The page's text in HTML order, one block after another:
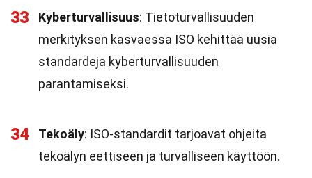
33 Kyberturvallisuus: Tietoturvallisuuden
merkityksen kasvaessa ISO kehittää uusia
standardeja kyberturvallisuuden
parantamiseksi.
34 Tekoäly: ISO-standardit tarjoavat ohjeita
tekoälyn eettiseen ja turvalliseen käyttöön.